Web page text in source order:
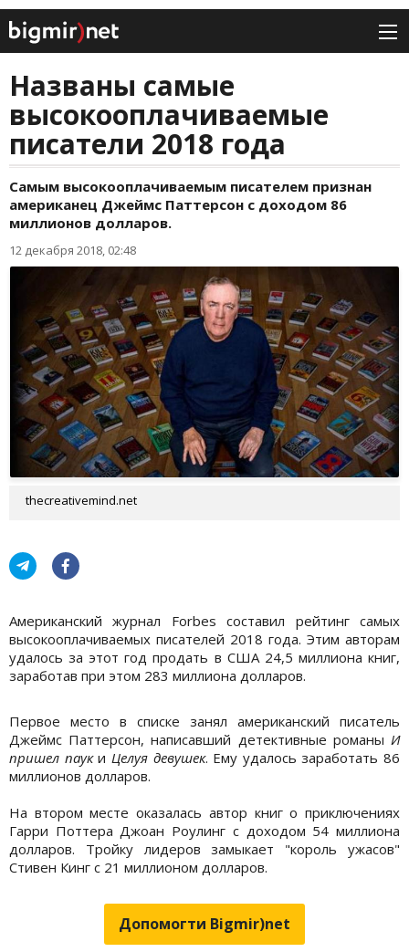
Названы самые
высокооплачиваемые
писатели 2018 года
Самым высокооплачиваемым писателем признан
американец Джеймс Паттерсон с доходом 86
миллионов долларов.
12 декабря 2018, 02:48
thecreativemind.net
Американский журнал Forbes составил рейтинг самых
высокооплачиваемых писателей 2018 года. Этим авторам
удалось за этот год продать в США 24,5 миллиона книг,
заработав при этом 283 миллиона долларов.
Первое место в списке занял американский писатель
Джеймс Паттерсон, написавший детективные романы И
пришел пауки Целуя девушек. Ему удалось заработать 86
миллионов долларов.
На втором месте оказалась автор книг о приключениях
Гарри Поттера Джоан Роулинг с доходом 54 миллиона
долларов. Тройку лидеров замыкает "король ужасов"
Стивен Кинг с 21 миллионом долларов.
Допомогти Bigmir)net